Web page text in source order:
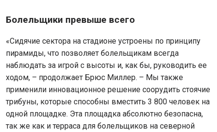
Болельщики превыше всего
«Сидячие сектора на стадионе устроены по принципу
пирамиды, что позволяет болельщикам всегда
наблюдать за игрой с высоты и, как бы, руководить ее
ходом, – продолжает Брюс Миллер. – Мы также
применили инновационное решение соорудить стоячие
трибуны, которые способны вместить 3 800 человек на
одной площадке. Эта площадка абсолютно безопасна,
так же как и терраса для болельщиков на северной